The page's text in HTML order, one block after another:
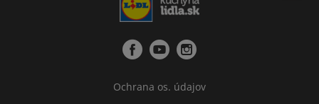
Ochrana os. údajov